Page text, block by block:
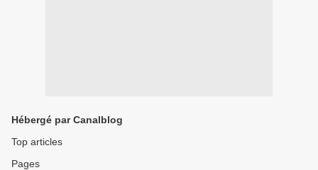
Hébergé par Canalblog
Top articles
Pages